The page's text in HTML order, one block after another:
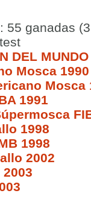
55 ganadas
DEL
Mosca 1990
Mosca
1991
1998
1998
2002